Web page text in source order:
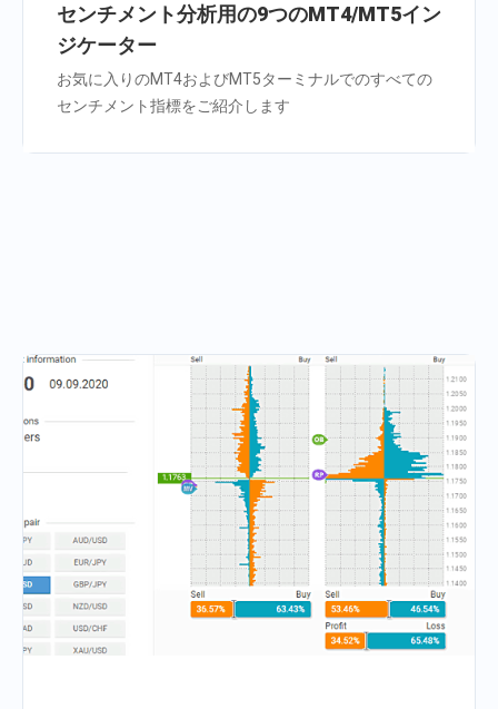
センチメント分析用の9つのMT4/MT5イン
ジケーター
お気に入りのMT4およびMT5ターミナルでのすべての
センチメント指標をご紹介します